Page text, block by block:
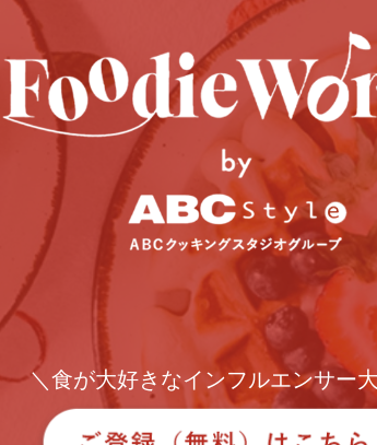
＼食が大好きなインフルエンサー